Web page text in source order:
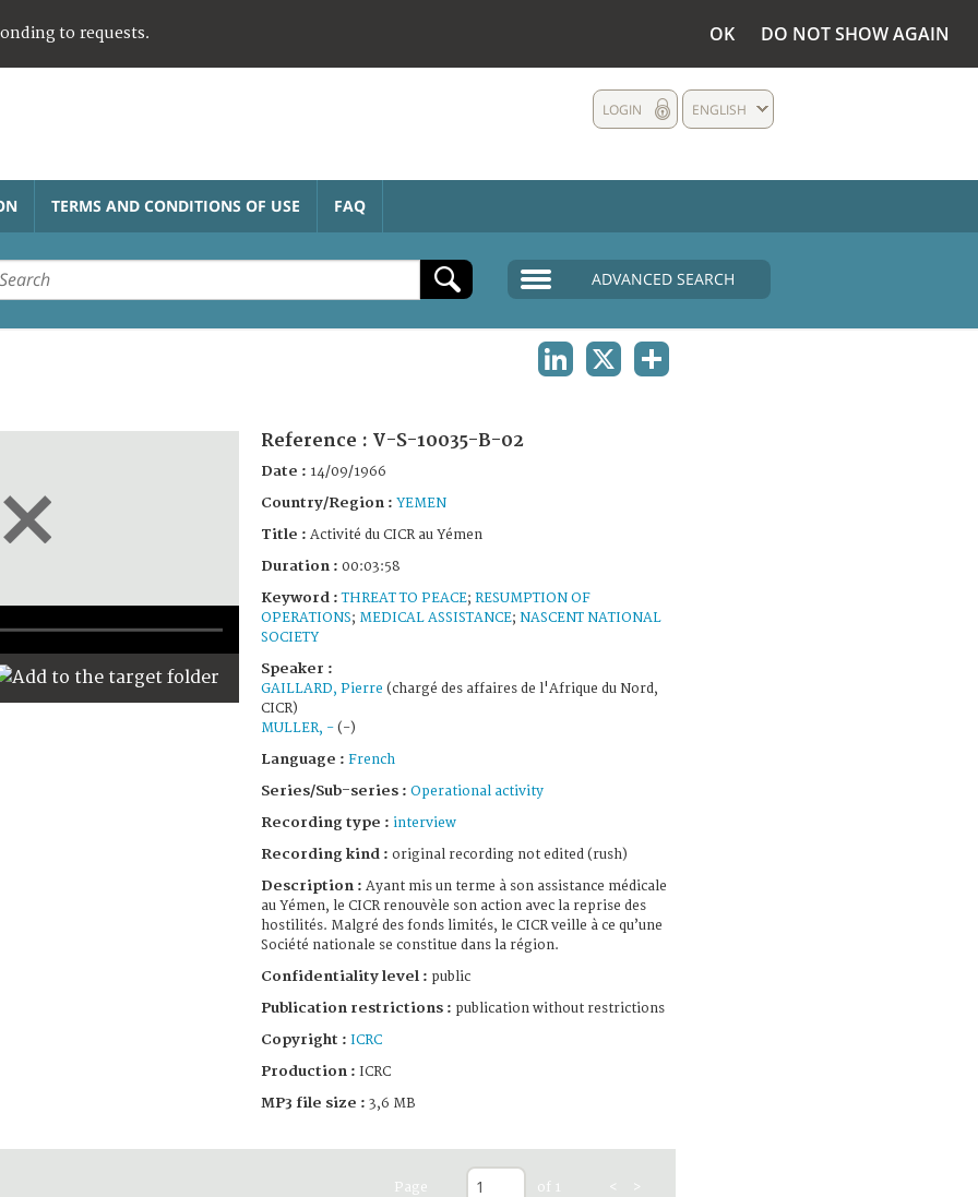
to requests. OK DO NOT SHOW AGAIN
ENGLISH
LOGIN
TERMS AND CONDITIONS OF USE FAQ
ADVANCED SEARCH
Reference : V-S-10035-B-02
Date : 14/09/1966
Country/Region : YEMEN
Title : Activité du CICR au Yémen
Duration : 00:03:58
Keyword :THREAT TO PEACE; RESUMPTION OF
OPERATIONS; MEDICAL ASSISTANCE; NASCENT NATIONAL
SOCIETY
Speaker :
GAILLARD, Pierre (chargé des affaires de l'Afrique du Nord,
CICR)
MULLER, - (-)
Language : French
Series/Sub-series : Operational activity
Recording type : interview
Recording kind : original recording not edited (rush)
Description : Ayant mis un terme à son assistance médicale
au Yémen, le CICR renouvèle son action avec la reprise des
hostilités. Malgré des fonds limités, le CICR veille à ce qu’une
Société nationale se constitue dans la région.
Confidentiality level : public
Publication restrictions : publication without restrictions
Copyright : ICRC
Production : ICRC
MP3 file size : 3,6 MB
Page of 1 < >